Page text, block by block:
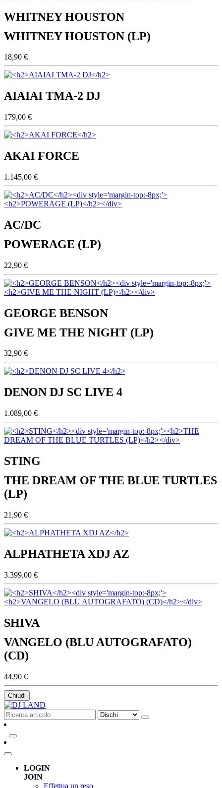
WHITNEY HOUSTON
WHITNEY HOUSTON (LP)
18,90 €
AIAIAI TMA-2 DJ
179,00 €
AKAI FORCE
1.145,00 €
AC/DC
POWERAGE (LP)
22,90 €
GEORGE BENSON
GIVE ME THE NIGHT (LP)
32,90 €
DENON DJ SC LIVE 4
1.089,00 €
STING
THE DREAM OF THE BLUE TURTLES
(LP)
21,90 €
ALPHATHETA XDJ AZ
3.399,00 €
SHIVA
VANGELO (BLU AUTOGRAFATO)
(CD)
44,90 €
Chiudi
LOGIN
JOIN
Effettua un reso